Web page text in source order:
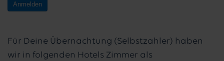
Anmelden
Für Deine Übernachtung (Selbstzahler) haben
wir in folgenden Hotels Zimmer als